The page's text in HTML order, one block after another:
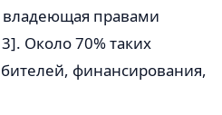
владеющая правами
Около 70% таких
финансирования,